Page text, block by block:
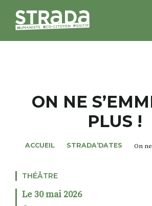
MAGAZINES
ON NE
PLUS !
ACCUEIL STRADA’DATES On
THÉÂTRE
Le 30 mai 2026